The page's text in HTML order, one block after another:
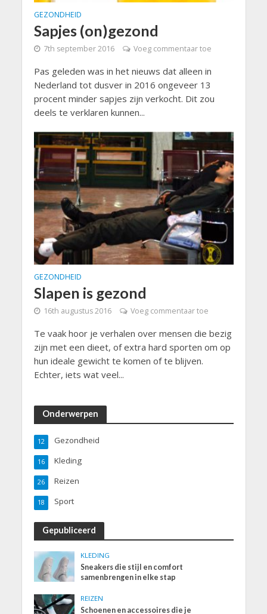
GEZONDHEID
Sapjes (on)gezond
7th september 2016 Voeg commentaar toe
Pas geleden was in het nieuws dat alleen in
Nederland tot dusver in 2016 ongeveer 13
procent minder sapjes zijn verkocht. Dit zou
deels te verklaren kunnen...
GEZONDHEID
Slapen is gezond
16th augustus 2016 Voeg commentaar toe
Te vaak hoor je verhalen over mensen die bezig
zijn met een dieet, of extra hard sporten om op
hun ideale gewicht te komen of te blijven.
Echter, iets wat veel...
Onderwerpen
Gezondheid
12
Kleding
16
Reizen
26
Sport
18
Gepubliceerd
KLEDING
Sneakers die stijl en comfort
samenbrengen in elke stap
REIZEN
Schoenen en accessoires die je